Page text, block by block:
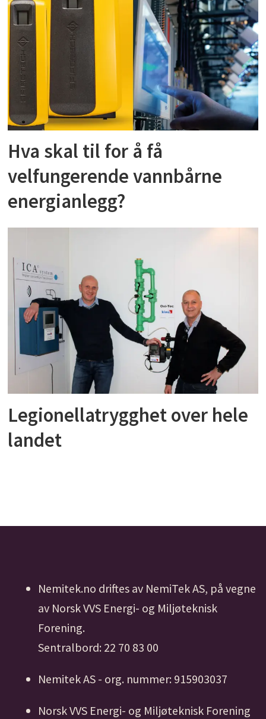
Hva skal til for å få
velfungerende vannbårne
energianlegg?
Legionellatrygghet over hele
landet
Nemitek.no driftes av NemiTek AS, på vegne
av Norsk VVS Energi- og Miljøteknisk
Forening.
Sentralbord: 22 70 83 00
Nemitek AS - org. nummer: 915903037
Norsk VVS Energi- og Miljøteknisk Forening